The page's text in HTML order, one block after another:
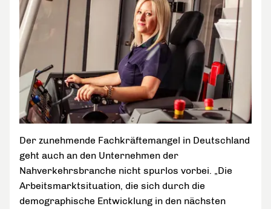
Der zunehmende Fachkräftemangel in Deutschland
geht auch an den Unternehmen der
Nahverkehrsbranche nicht spurlos vorbei. „Die
Arbeitsmarktsituation, die sich durch die
demographische Entwicklung in den nächsten